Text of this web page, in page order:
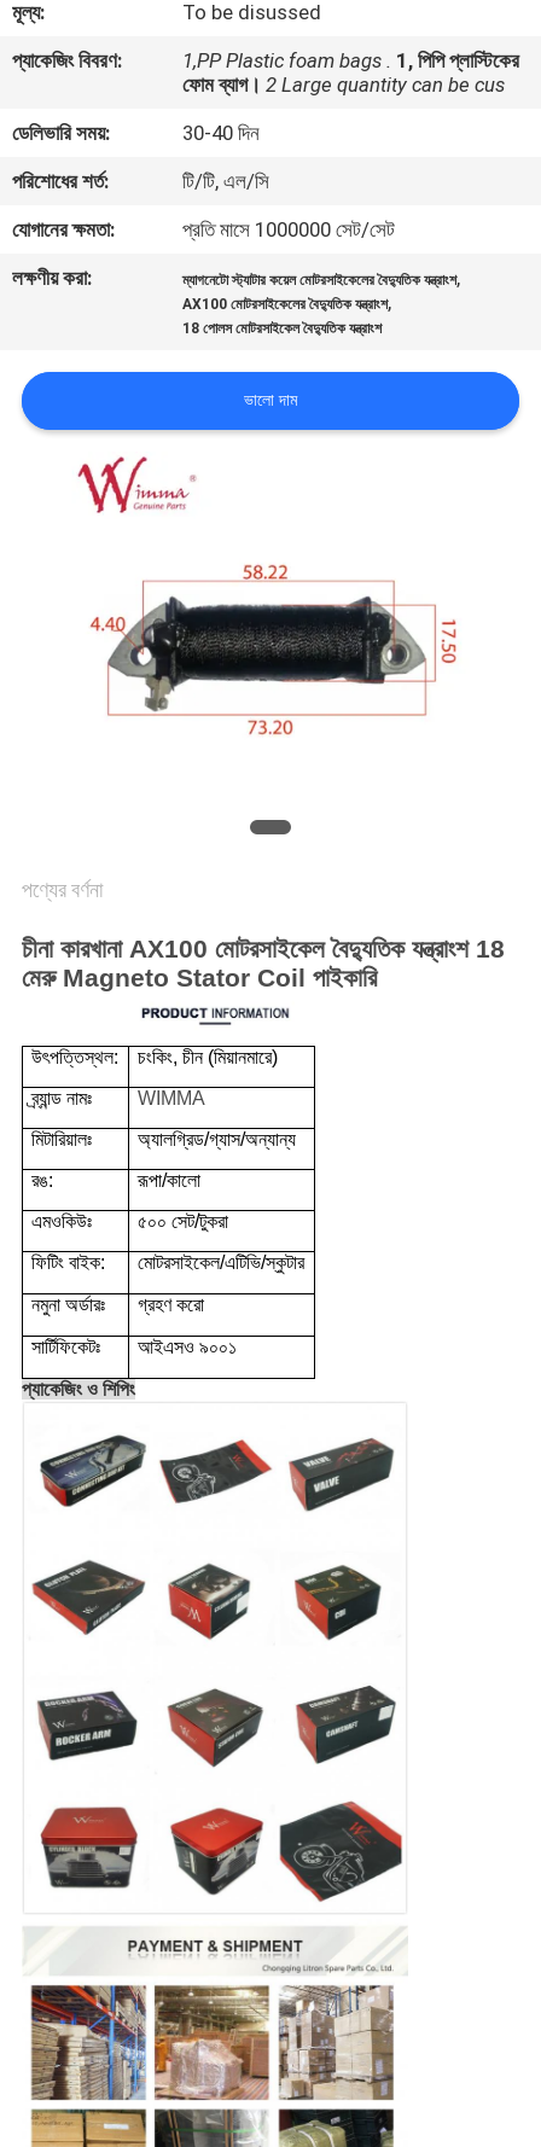
গুণমান
খবর
একটি
করুন
সাইটম্যাপ
মূল্য:
To be disussed
প্যাকেজিং বিবরণ:
1,PP Plastic foam bags . 1, পিপি প্লাস্টিকের
ফোম ব্যাগ। 2 Large quantity can be cus
ডেলিভারি সময়:
30-40 দিন
পরিশোধের শর্ত:
টি/টি, এল/সি
যোগানের ক্ষমতা:
প্রতি মাসে 1000000 সেট/সেট
লক্ষণীয় করা:
ম্যাগনেটো স্ট্যাটার কয়েল মোটরসাইকেলের বৈদ্যুতিক যন্ত্রাংশ,
AX100 মোটরসাইকেলের বৈদ্যুতিক যন্ত্রাংশ,
18 পোলস মোটরসাইকেল বৈদ্যুতিক যন্ত্রাংশ
ভালো দাম
পণ্যের বর্ণনা
চীনা কারখানা AX100 মোটরসাইকেল বৈদ্যুতিক যন্ত্রাংশ 18
মেরু Magneto Stator Coil পাইকারি
উৎপত্তিস্থল:
চংকিং, চীন (মিয়ানমারে)
ব্র্যান্ড নামঃ
WIMMA
মিটারিয়ালঃ
অ্যালগ্রিড/গ্যাস/অন্যান্য
রঙ:
রূপা/কালো
এমওকিউঃ
৫০০ সেট/টুকরা
ফিটিং বাইক:
মোটরসাইকেল/এটিভি/স্কুটার
নমুনা অর্ডারঃ গ্রহণ করো
সার্টিফিকেটঃ আইএসও ৯০০১
প্যাকেজিং ও শিপিং